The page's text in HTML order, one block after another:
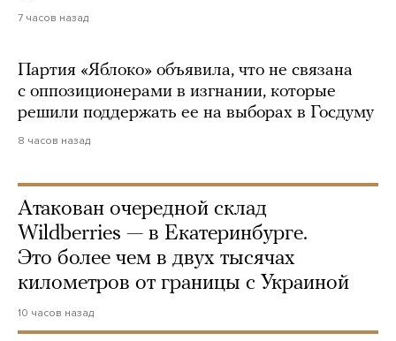
7 часов назад
Партия «Яблоко» объявила, что не связана
с оппозиционерами в изгнании, которые
решили поддержать ее на выборах в Госдуму
8 часов назад
Атакован очередной склад
Wildberries — в Екатеринбурге.
Это более чем в двух тысячах
километров от границы с Украиной
10 часов назад